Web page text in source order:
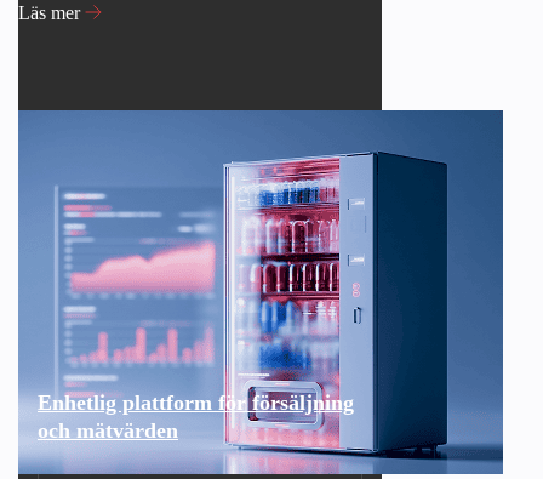
Läs mer
Enhetlig plattform för försäljning
och mätvärden